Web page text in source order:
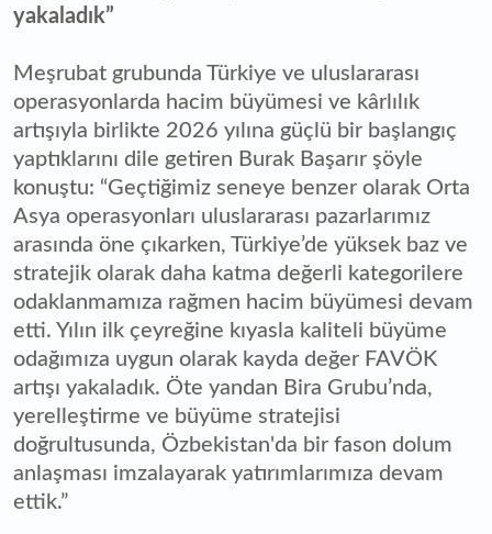
yakaladık”
Meşrubat grubunda Türkiye ve uluslararası
operasyonlarda hacim büyümesi ve kârlılık
artışıyla birlikte 2026 yılına güçlü bir başlangıç
yaptıklarını dile getiren Burak Başarır şöyle
konuştu: “Geçtiğimiz seneye benzer olarak Orta
Asya operasyonları uluslararası pazarlarımız
arasında öne çıkarken, Türkiye’de yüksek baz ve
stratejik olarak daha katma değerli kategorilere
odaklanmamıza rağmen hacim büyümesi devam
etti. Yılın ilk çeyreğine kıyasla kaliteli büyüme
odağımıza uygun olarak kayda değer FAVÖK
artışı yakaladık. Öte yandan Bira Grubu’nda,
yerelleştirme ve büyüme stratejisi
doğrultusunda, Özbekistan'da bir fason dolum
anlaşması imzalayarak yatırımlarımıza devam
ettik.”